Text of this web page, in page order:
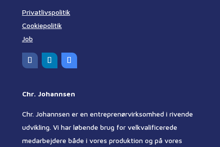
Privatlivspolitik
Cookiepolitik
Job
Chr. Johannsen
Chr. Johannsen er en entreprenørvirksomhed i rivende
udvikling. Vi har løbende brug for velkvalificerede
medarbejdere både i vores produktion og på vores